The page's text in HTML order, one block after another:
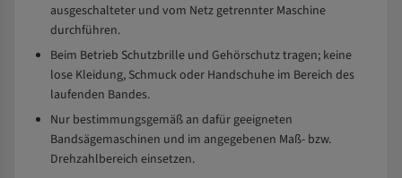
ausgeschalteter und vom Netz getrennter Maschine
durchführen.
Beim Betrieb Schutzbrille und Gehörschutz tragen; keine
lose Kleidung, Schmuck oder Handschuhe im Bereich des
laufenden Bandes.
Nur bestimmungsgemäß an dafür geeigneten
Bandsägemaschinen und im angegebenen Maß- bzw.
Drehzahlbereich einsetzen.